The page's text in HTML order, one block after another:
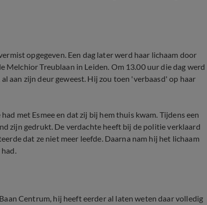
opgegeven. Een dag later werd haar lichaam door
Melchior Treublaan in Leiden. Om 13.00 uur die dag werd
aan zijn deur geweest. Hij zou toen 'verbaasd' op haar
met Esmee en dat zij bij hem thuis kwam. Tijdens een
zijn gedrukt. De verdachte heeft bij de politie verklaard
dat ze niet meer leefde. Daarna nam hij het lichaam
Centrum, hij heeft eerder al laten weten daar volledig